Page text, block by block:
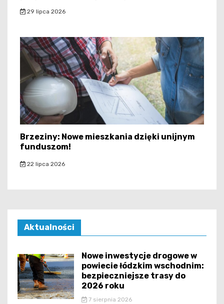
29 lipca 2026
Brzeziny: Nowe mieszkania dzięki unijnym
funduszom!
22 lipca 2026
Aktualności
Nowe inwestycje drogowe w
powiecie łódzkim wschodnim:
bezpieczniejsze trasy do
2026 roku
7 sierpnia 2026